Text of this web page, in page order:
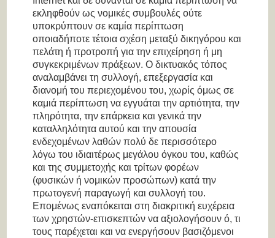
εκληφθούν ως νομικές συμβουλές ούτε
υποκρύπτουν σε καμία περίπτωση
οποιαδήποτε τέτοια σχέση μεταξύ δικηγόρου και
πελάτη ή προτροπή για την επιχείρηση ή μη
συγκεκριμένων πράξεων. Ο δικτυακός τόπος
αναλαμβάνει τη συλλογή, επεξεργασία και
διανομή του περιεχομένου του, χωρίς όμως σε
καμιά περίπτωση να εγγυάται την αρτιότητα, την
πληρότητα, την επάρκεια και γενικά την
καταλληλότητα αυτού και την απουσία
ενδεχομένων λαθών πολύ δε περισσότερο
λόγω του ιδιαιτέρως μεγάλου όγκου του, καθώς
και της συμμετοχής και τρίτων φορέων
(φυσικών ή νομικών προσώπων) κατά την
πρωτογενή παραγωγή και συλλογή του.
Επομένως εναπόκειται στη διακριτική ευχέρεια
των χρηστών-επισκεπτών να αξιολογήσουν ό, τι
τους παρέχεται και να ενεργήσουν βασιζόμενοι